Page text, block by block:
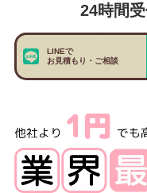
24時間
LINEで
お見積もり・ご相談